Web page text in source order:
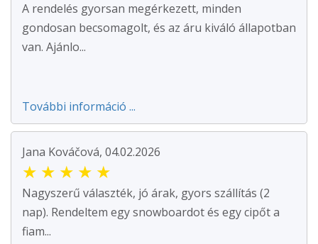
A rendelés gyorsan megérkezett, minden
gondosan becsomagolt, és az áru kiváló állapotban
van. Ajánlo...
További információ ...
Jana Kováčová, 04.02.2026
★ ★ ★ ★ ★
Nagyszerű választék, jó árak, gyors szállítás (2
nap). Rendeltem egy snowboardot és egy cipőt a
fiam...